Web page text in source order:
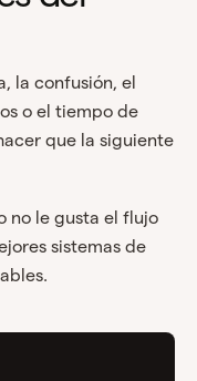
la confusión, el
o el tiempo de
que la siguiente
no le gusta el flujo
sistemas de